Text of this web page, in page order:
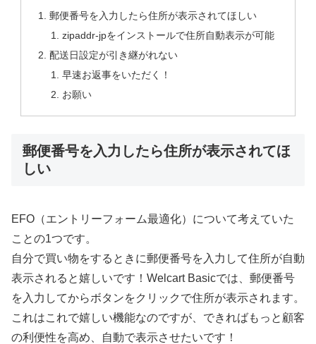
郵便番号を入力したら住所が表示されてほしい
zipaddr-jpをインストールで住所自動表示が可能
配送日設定が引き継がれない
早速お返事をいただく！
お願い
郵便番号を入力したら住所が表示されてほ
しい
EFO（エントリーフォーム最適化）について考えていた
ことの1つです。
自分で買い物をするときに郵便番号を入力して住所が自動
表示されると嬉しいです！Welcart Basicでは、郵便番号
を入力してからボタンをクリックで住所が表示されます。
これはこれで嬉しい機能なのですが、できればもっと顧客
の利便性を高め、自動で表示させたいです！